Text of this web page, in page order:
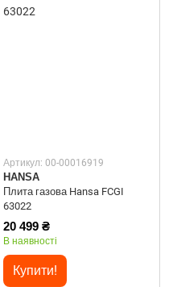
Артикул: 00-00016919
HANSA
Плита газова Hansa FCGI
63022
20 499 ₴
В наявності
Купити!